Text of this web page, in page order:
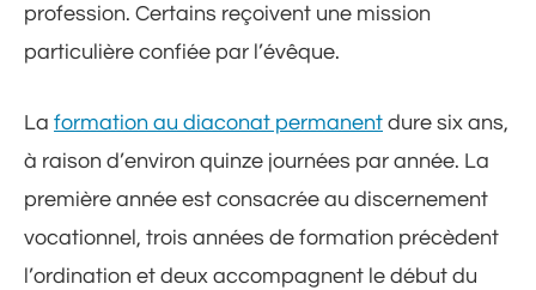
profession. Certains reçoivent une mission
particulière confiée par l’évêque.
La formation au diaconat permanent dure six ans,
à raison d’environ quinze journées par année. La
première année est consacrée au discernement
vocationnel, trois années de formation précèdent
l’ordination et deux accompagnent le début du